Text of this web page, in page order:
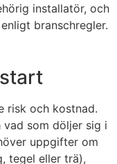
installatör, och
branschregler.
risk och kostnad.
som döljer sig i
uppgifter om
tegel eller trä),